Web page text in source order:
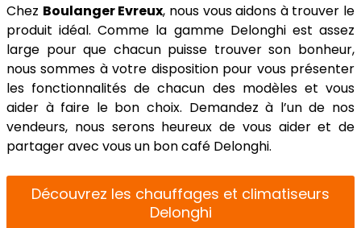
Chez Boulanger Evreux, nous vous aidons à trouver le
produit idéal. Comme la gamme Delonghi est assez
large pour que chacun puisse trouver son bonheur,
nous sommes à votre disposition pour vous présenter
les fonctionnalités de chacun des modèles et vous
aider à faire le bon choix. Demandez à l’un de nos
vendeurs, nous serons heureux de vous aider et de
partager avec vous un bon café Delonghi.
Découvrez les chauffages et climatiseurs
Delonghi